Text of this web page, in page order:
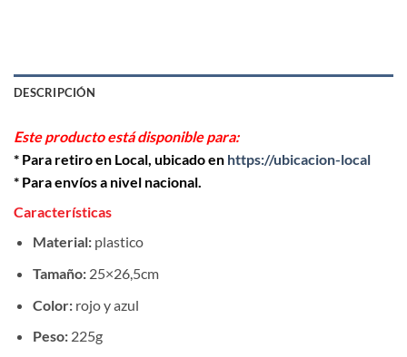
DESCRIPCIÓN
Este producto está disponible para:
* Para retiro en Local, ubicado en https://ubicacion-local
* Para envíos a nivel nacional.
Características
Material:plastico
Tamaño: 25×26,5cm
Color: rojo y azul
Peso: 225g